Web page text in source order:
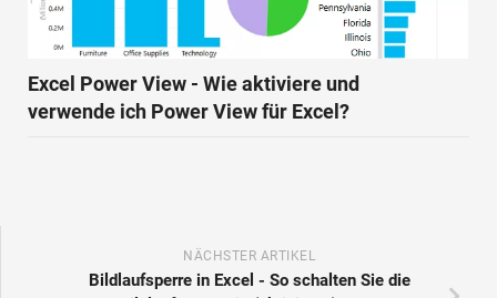
Excel Power View - Wie aktiviere und
verwende ich Power View für Excel?
NÄCHSTER ARTIKEL
Bildlaufsperre in Excel - So schalten Sie die